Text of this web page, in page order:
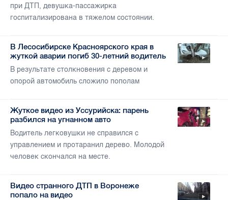
при ДТП, девушка-пассажирка
госпитализирована в тяжелом состоянии.
В Лесосибирске Красноярского края в
жуткой аварии погиб 30-летний водитель
В результате столкновения с деревом и
опорой автомобиль сложило пополам
Жуткое видео из Уссурийска: парень
разбился на угнанном авто
Водитель легковушки не справился с
управлением и протаранил дерево. Молодой
человек скончался на месте.
Видео странного ДТП в Воронеже
попало на видео